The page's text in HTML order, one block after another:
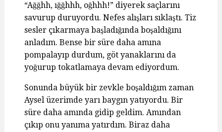
“Ağğhh, ığğhhh, oğhhh!” diyerek saçlarını
savurup duruyordu. Nefes alışları sıklaştı. Tiz
sesler çıkarmaya başladığında boşaldığını
anladım. Bense bir süre daha amına
pompalayıp durdum, göt yanaklarını da
yoğurup tokatlamaya devam ediyordum.
Sonunda büyük bir zevkle boşaldığım zaman
Aysel üzerimde yarı baygın yatıyordu. Bir
süre daha amında gidip geldim. Amından
çıkıp onu yanıma yatırdım. Biraz daha